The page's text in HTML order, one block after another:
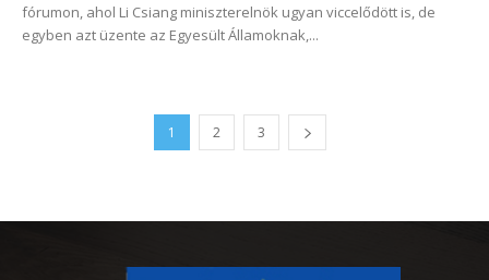
fórumon, ahol Li Csiang miniszterelnök ugyan viccelődött is, de
egyben azt üzente az Egyesült Államoknak,...
1 2 3